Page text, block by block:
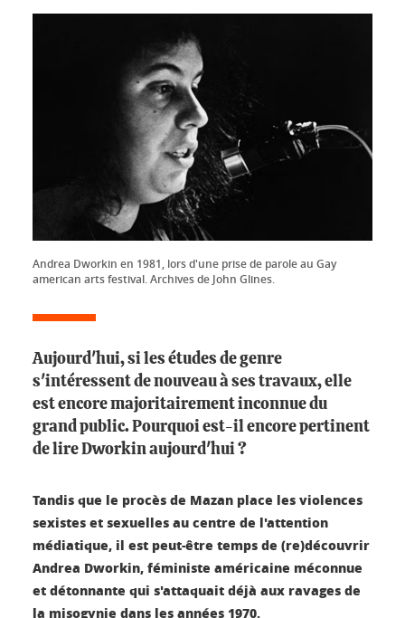
Andrea Dworkin en 1981, lors d'une prise de parole au Gay
american arts festival. Archives de John Glines.
Aujourd'hui, si les études de genre
s'intéressent de nouveau à ses travaux, elle
est encore majoritairement inconnue du
grand public. Pourquoi est-il encore pertinent
de lire Dworkin aujourd'hui ?
Tandis que le procès de Mazan place les violences
sexistes et sexuelles au centre de l'attention
médiatique, il est peut-être temps de (re)découvrir
Andrea Dworkin, féministe américaine méconnue
et détonnante qui s'attaquait déjà aux ravages de
la misogynie dans les années 1970.